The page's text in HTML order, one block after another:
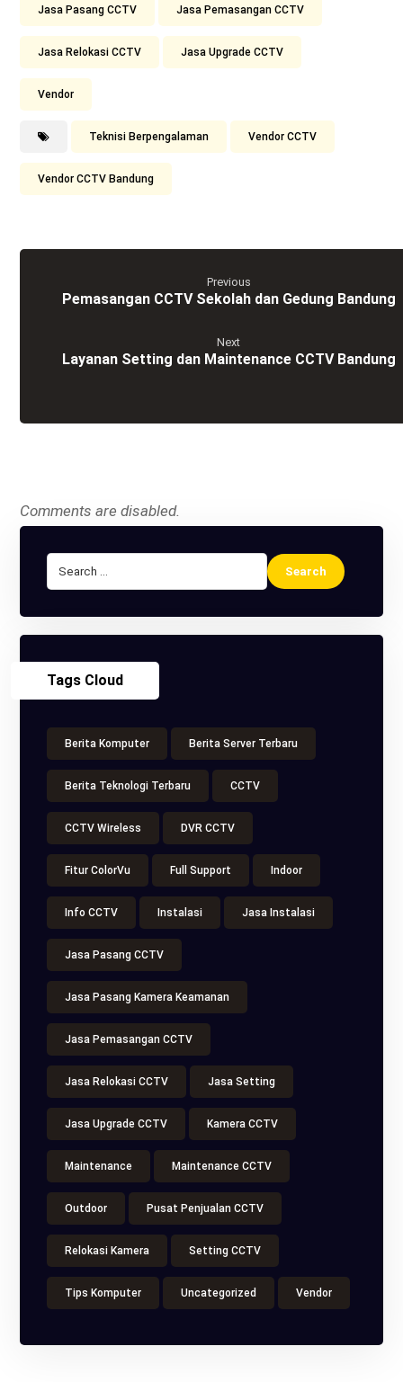
Jasa Pasang CCTV Jasa Pemasangan CCTV
Jasa Relokasi CCTV Jasa Upgrade CCTV
Vendor
Teknisi Berpengalaman Vendor CCTV
Vendor CCTV Bandung
Previous
Pemasangan CCTV Sekolah dan Gedung Bandung
Next
Layanan Setting dan Maintenance CCTV Bandung
Comments are disabled.
Tags Cloud
Berita Komputer Berita Server Terbaru
Berita Teknologi Terbaru CCTV
CCTV Wireless DVR CCTV
Fitur ColorVu Full Support Indoor
Info CCTV Instalasi Jasa Instalasi
Jasa Pasang CCTV
Jasa Pasang Kamera Keamanan
Jasa Pemasangan CCTV
Jasa Relokasi CCTV Jasa Setting
Jasa Upgrade CCTV Kamera CCTV
Maintenance Maintenance CCTV
Outdoor Pusat Penjualan CCTV
Relokasi Kamera Setting CCTV
Tips Komputer Uncategorized Vendor